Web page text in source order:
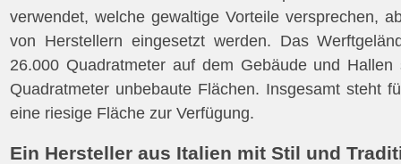
verwendet, welche gewaltige Vorteile versprechen,
von Herstellern eingesetzt werden. Das
26.000 Quadratmeter auf dem Gebäude und
Quadratmeter unbebaute Flächen. Insgesamt steht
eine riesige Fläche zur Verfügung.
Ein Hersteller aus Italien mit Stil und